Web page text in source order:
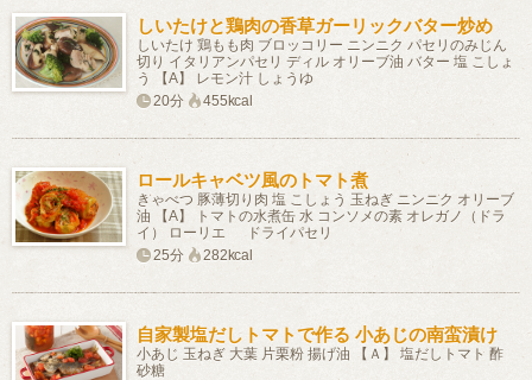
しいたけと鶏肉の香草ガーリックバター炒め
しいたけ 鶏もも肉 ブロッコリー ニンニク パセリのみじん
切り イタリアンパセリ ディル オリーブ油 バター 塩 こしょ
う 【A】 レモン汁 しょうゆ
20分
455kcal
ロールキャベツ風のトマト煮
きゃべつ 豚薄切り肉 塩 こしょう 玉ねぎ ニンニク オリーブ
油 【A】 トマトの水煮缶 水 コンソメの素 オレガノ（ドラ
イ） ローリエ ドライパセリ
25分
282kcal
自家製塩だしトマトで作る 小あじの南蛮漬け
小あじ 玉ねぎ 大葉 片栗粉 揚げ油 【Ａ】 塩だしトマト 酢
砂糖